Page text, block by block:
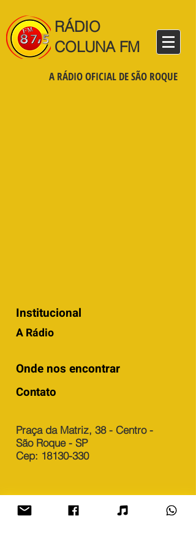
RÁDIO
COLUNA FM
A RÁDIO OFICIAL DE SÃO ROQUE
Institucional
A Rádio
Onde nos encontrar
Contato
Praça da Matriz, 38 - Centro -
São Roque - SP
Cep: 18130-330
radiocolunafm@hotmail.com